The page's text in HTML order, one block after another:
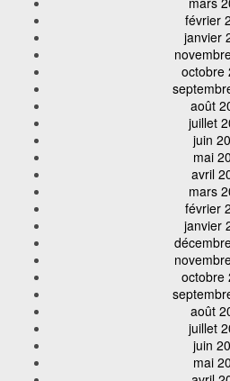
février
janvier
octobre
août
juillet
juin
mai
avril
mars
février
janvier
octobre
août
juillet
juin
mai